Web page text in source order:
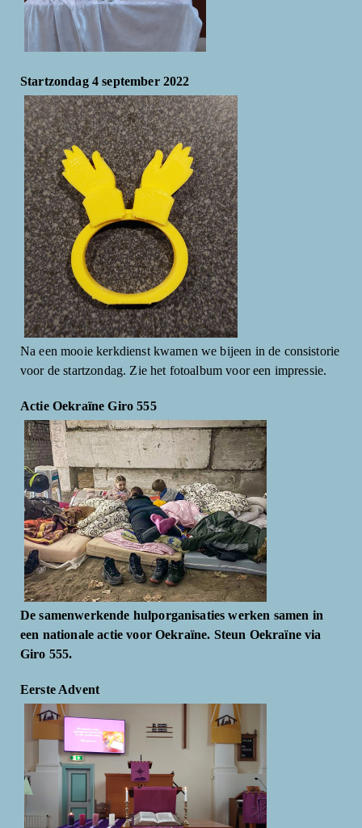
Startzondag 4 september 2022
Na een mooie kerkdienst kwamen we bijeen in de consistorie
voor de startzondag. Zie het fotoalbum voor een impressie.
Actie Oekraïne Giro 555
De samenwerkende hulporganisaties werken samen in
een nationale actie voor Oekraïne. Steun Oekraïne via
Giro 555.
Eerste Advent